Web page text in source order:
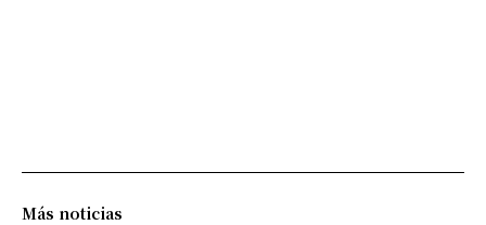
Más noticias